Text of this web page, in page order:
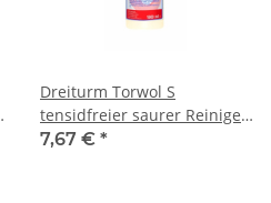
Dreiturm Torwol S
tensidfreier saurer Reiniger
1l /Flasche
7,67 € *